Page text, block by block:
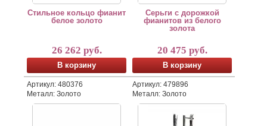
Стильное кольцо фианит
белое золото
26 262 руб.
В корзину
Артикул: 480376
Металл: Золото
Серьги с дорожкой
фианитов из белого
золота
20 475 руб.
В корзину
Артикул: 479896
Металл: Золото
Серьги гвоздики с фианитами из желтого золота
Серьги висюльки с фианитами